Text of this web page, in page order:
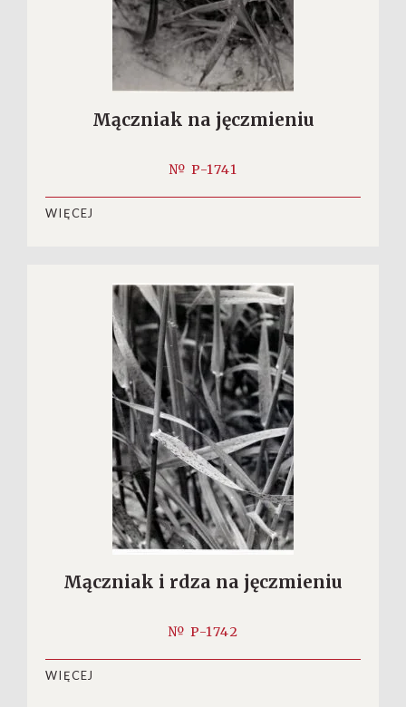
Mączniak na jęczmieniu
№ P-1741
WIĘCEJ
Mączniak i rdza na jęczmieniu
№ P-1742
WIĘCEJ